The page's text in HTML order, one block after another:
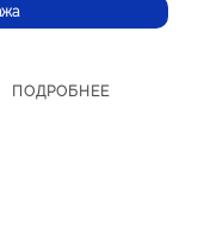
ПОДРОБНЕЕ